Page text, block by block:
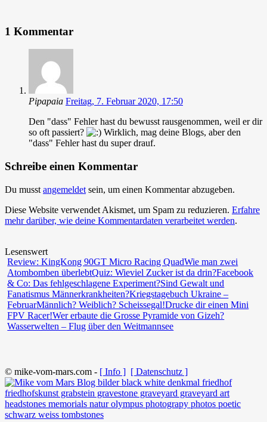
1 Kommentar
Pipapaia Freitag, 7. Februar 2020, 17:50
Den "dass" Fehler hast du bewusst rausgenommen, weil er dir
so oft passiert?
Wirklich, mag deine Blogs, aber den
"dass" Fehler hast du super drauf.
Schreibe einen Kommentar
Du musst angemeldet sein, um einen Kommentar abzugeben.
Diese Website verwendet Akismet, um Spam zu reduzieren. Erfahre
mehr darüber, wie deine Kommentardaten verarbeitet werden.
Lesenswert
Review: KingKong 90GT Micro Racing QuadWie man zwei
Atombomben überlebtQuiz: Wieviel Zucker ist da drin?Facebook
& Co: Das fehlgeschlagene Experiment?Sind Gewalt und
Fanatismus Männerkrankheiten?Kriegstagebuch Ukraine –
FebruarMännlich? Weiblich? Scheissegal!Drucke dir einen Mini
FPV Racer!Wer erbaute die Grosse Pyramide von Gizeh?
Wasserwelten – Flug über den Weitmannsee
© mike-vom-mars.com - [ Info ] [ Datenschutz ]